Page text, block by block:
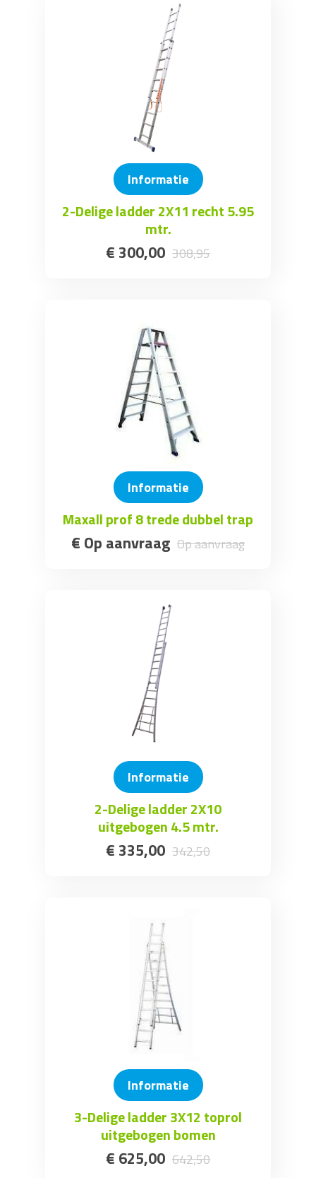
Informatie
2-Delige ladder 2X11 recht 5.95
mtr.
€ 300,00 308,95
Informatie
Maxall prof 8 trede dubbel trap
€ Op aanvraag Op aanvraag
Informatie
2-Delige ladder 2X10
uitgebogen 4.5 mtr.
€ 335,00 342,50
Informatie
3-Delige ladder 3X12 toprol
uitgebogen bomen
€ 625,00 642,50